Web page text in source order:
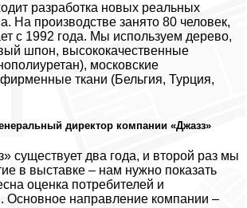
разработка новых реальных
На производстве занято 80 человек,
с 1992 года. Мы используем дерево,
шпон, высококачественные
московские
ткани (Бельгия, Турция,
директор компании «Джазз»
существует два года, и второй раз мы
в выставке – нам нужно показать
оценка потребителей и
Основное направление компании –